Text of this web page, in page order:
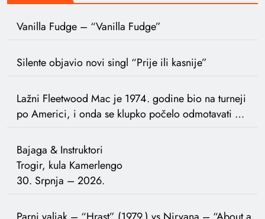
Vanilla Fudge – “Vanilla Fudge”
Silente objavio novi singl “Prije ili kasnije”
Lažni Fleetwood Mac je 1974. godine bio na turneji
po Americi, i onda se klupko počelo odmotavati …
Bajaga & Instruktori
Trogir, kula Kamerlengo
30. Srpnja – 2026.